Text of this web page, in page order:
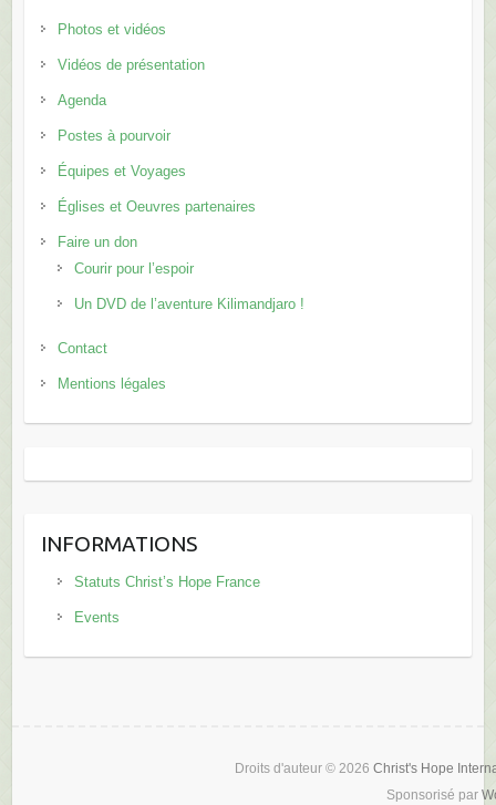
Photos et vidéos
Vidéos de présentation
Agenda
Postes à pourvoir
Équipes et Voyages
Églises et Oeuvres partenaires
Faire un don
Courir pour l’espoir
Un DVD de l’aventure Kilimandjaro !
Contact
Mentions légales
INFORMATIONS
Statuts Christ’s Hope France
Events
Droits d'auteur © 2026 Christ's Hope
Sponsorisé par